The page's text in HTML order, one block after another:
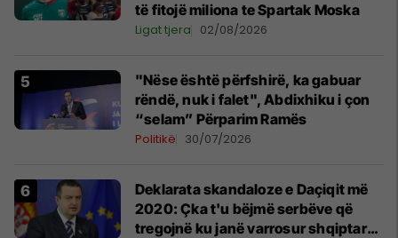
të fitojë miliona te Spartak Moska
Ligat tjera 02/08/2026
"Nëse është përfshirë, ka gabuar
rëndë, nuk i falet", Abdixhiku i çon
“selam” Përparim Ramës
Politikë 30/07/2026
​Deklarata skandaloze e Daçiqit më
2020: Çka t'u bëjmë serbëve që
tregojnë ku janë varrosur shqiptarët